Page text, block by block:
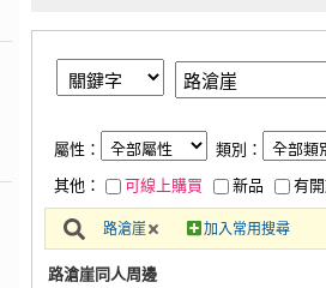
屬性： 類別：
其他：
可線上購買 新品 有
路滄崖 加入常用搜尋
路滄崖同人周邊